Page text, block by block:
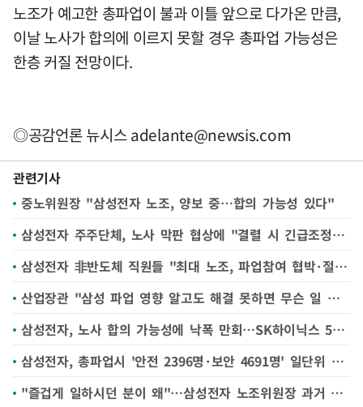
노조가 예고한 총파업이 불과 이틀 앞으로 다가온 만큼,
이날 노사가 합의에 이르지 못할 경우 총파업 가능성은
한층 커질 전망이다.
◎공감언론 뉴시스adelante@newsis.com
관련기사
중노위원장 "삼성전자 노조, 양보 중…합의 가능성 있다"
삼성전자 주주단체, 노사 막판 협상에 "결렬 시 긴급조정 '파업전' 발동해야" 주장
삼성전자 非반도체 직원들 "최대 노조, 파업참여 협박·절차 무시" 노동부 진정
산업장관 "삼성 파업 영향 알고도 해결 못하면 무슨 일 하겠나"
삼성전자, 노사 합의 가능성에 낙폭 만회…SK하이닉스 5%↓[핫스탁](종합)
삼성전자, 총파업시 '안전 2396명·보안 4691명' 일단위 필수 근로인원 공지
"즐겁게 일하시던 분이 왜"…삼성전자 노조위원장 과거 영상 '재조명'